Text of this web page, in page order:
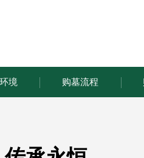
境 购墓流程